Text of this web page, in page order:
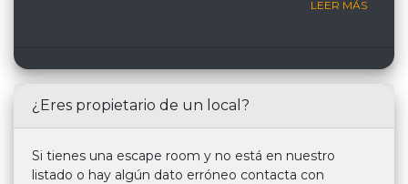
LEER MÁS
¿Eres propietario de un local?
Si tienes una escape room y no está en nuestro
listado o hay algún dato erróneo contacta con